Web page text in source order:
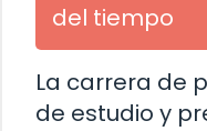
del tiempo
La carrera de
de estudio y